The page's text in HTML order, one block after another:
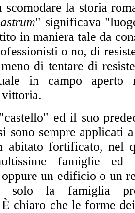
scomodare la storia
" significava
in maniera tale da
o no, di
di tentare di
in campo aperto
ed il suo
sono sempre applicati
abitato fortificato, nel
famiglie ed
un edificio o un
solo la famiglia
chiaro che le forme